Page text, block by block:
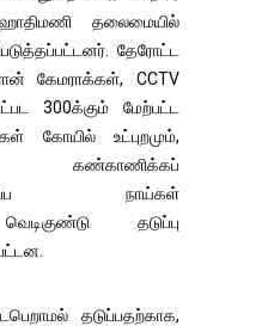
தலைமையில்
தேரோட்ட
கேமராக்கள், CCTV
300க்கும் மேற்பட்ட
கோயில் உட்புறமும்,
கண்காணிக்கப்
நாய்கள்
தடுப்பு
தடுப்பதற்காக,